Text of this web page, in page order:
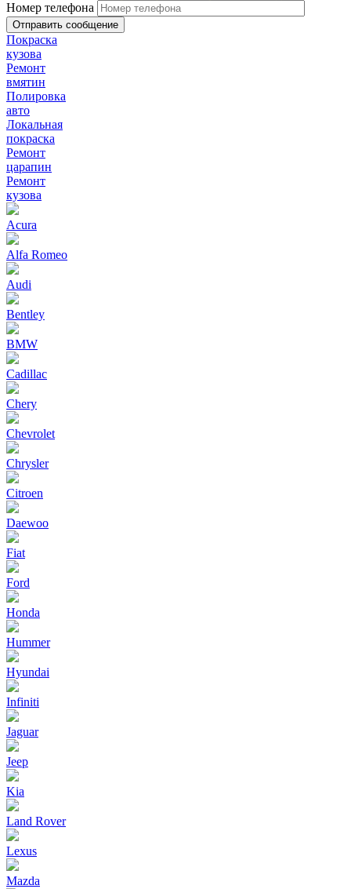
Номер телефона
Покраска
кузова
Ремонт
вмятин
Полировка
авто
Локальная
покраска
Ремонт
царапин
Ремонт
кузова
Acura
Alfa Romeo
Audi
Bentley
BMW
Cadillac
Chery
Chevrolet
Chrysler
Citroen
Daewoo
Fiat
Ford
Honda
Hummer
Hyundai
Infiniti
Jaguar
Jeep
Kia
Land Rover
Lexus
Mazda